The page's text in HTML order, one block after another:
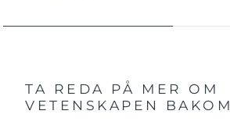
TA REDA PÅ MER OM
VETENSKAPEN BAKOM